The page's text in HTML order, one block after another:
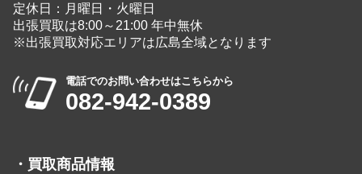
定休日：月曜日・火曜日
出張買取は8:00～21:00 年中無休
※出張買取対応エリアは広島全域となります
電話でのお問い合わせはこちらから
082-942-0389
・ 買取商品情報